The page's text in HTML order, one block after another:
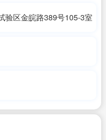
验区金皖路389号105-3室